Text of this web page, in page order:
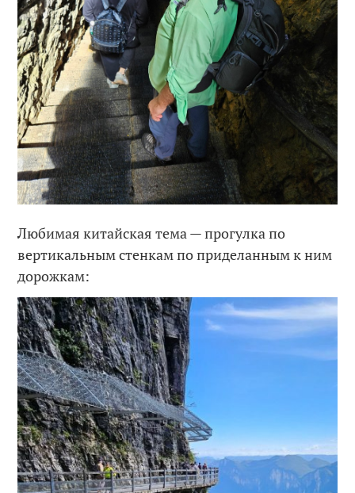
Любимая китайская тема — прогулка по
вертикальным стенкам по приделанным к ним
дорожкам: